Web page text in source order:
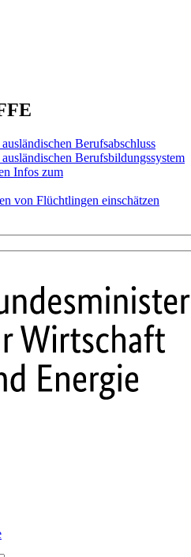
Berufsabschluss
Berufsbildungssystem
Infos zum
von Flüchtlingen einschätzen